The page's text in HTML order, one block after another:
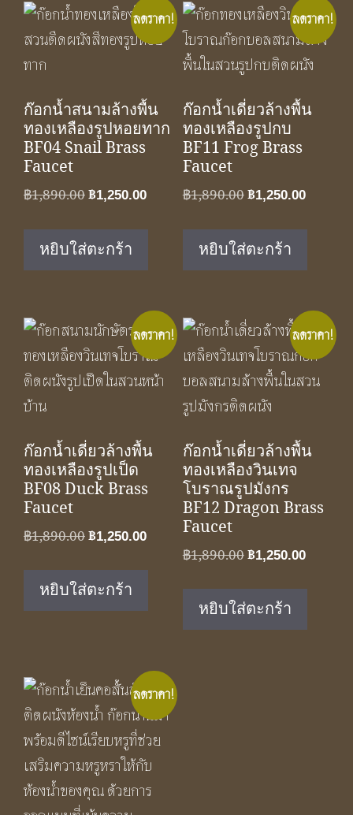
ลดราคา!
ก๊อกน้ำสนามล้างพื้น
ทองเหลืองรูปหอยทาก
BF04 Snail Brass
Faucet
฿1,890.00Original
฿1,890.00.
฿1,250.00Current
฿1,250.00.
หยิบใส่ตะกร้า
ลดราคา!
ก๊อกน้ำเดี่ยวล้างพื้น
ทองเหลืองรูปกบ
BF11 Frog Brass
Faucet
฿1,890.00Original
฿1,890.00.
฿1,250.00
หยิบใส่ตะกร้า
ลดราคา!
ก๊อกน้ำเดี่ยวล้างพื้น
ทองเหลืองรูปเป็ด
BF08 Duck Brass
Faucet
฿1,890.00Original
฿1,890.00.
฿1,250.00Current
฿1,250.00.
หยิบใส่ตะกร้า
ลดราคา!
ก๊อกน้ำเดี่ยวล้างพื้น
ทองเหลืองวินเทจ
โบราณรูปมังกร
BF12 Dragon Brass
Faucet
฿1,890.00Original
฿1,890.00.
฿1,250.00
หยิบใส่ตะกร้า
ลดราคา!